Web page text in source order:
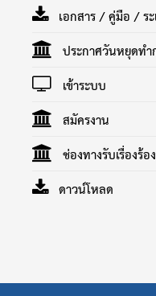
เอกสาร / คู่มือ / ร
ประกาศวันหยุดทำ
เข้าระบบ
สมัครงาน
ช่องทางรับเรื่องร้
ดาวน์โหลด